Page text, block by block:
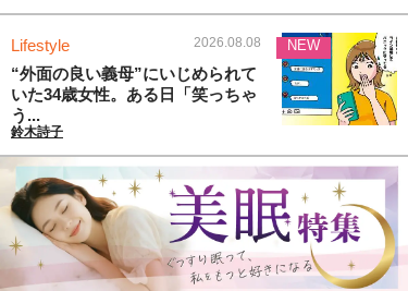
Lifestyle 2026.08.08
“外面の良い義母”にいじめられて
いた34歳女性。ある日「笑っちゃ
う...
鈴木詩子
NEW